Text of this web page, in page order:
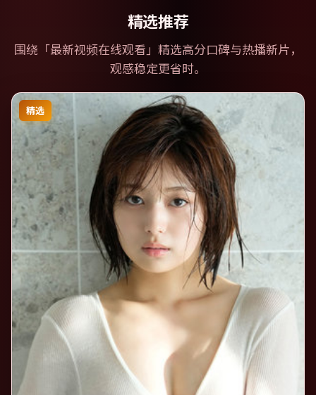
精选推荐
围绕「最新视频在线观看 」精选高分口碑与热播新片，
观感稳定更省时。
精选